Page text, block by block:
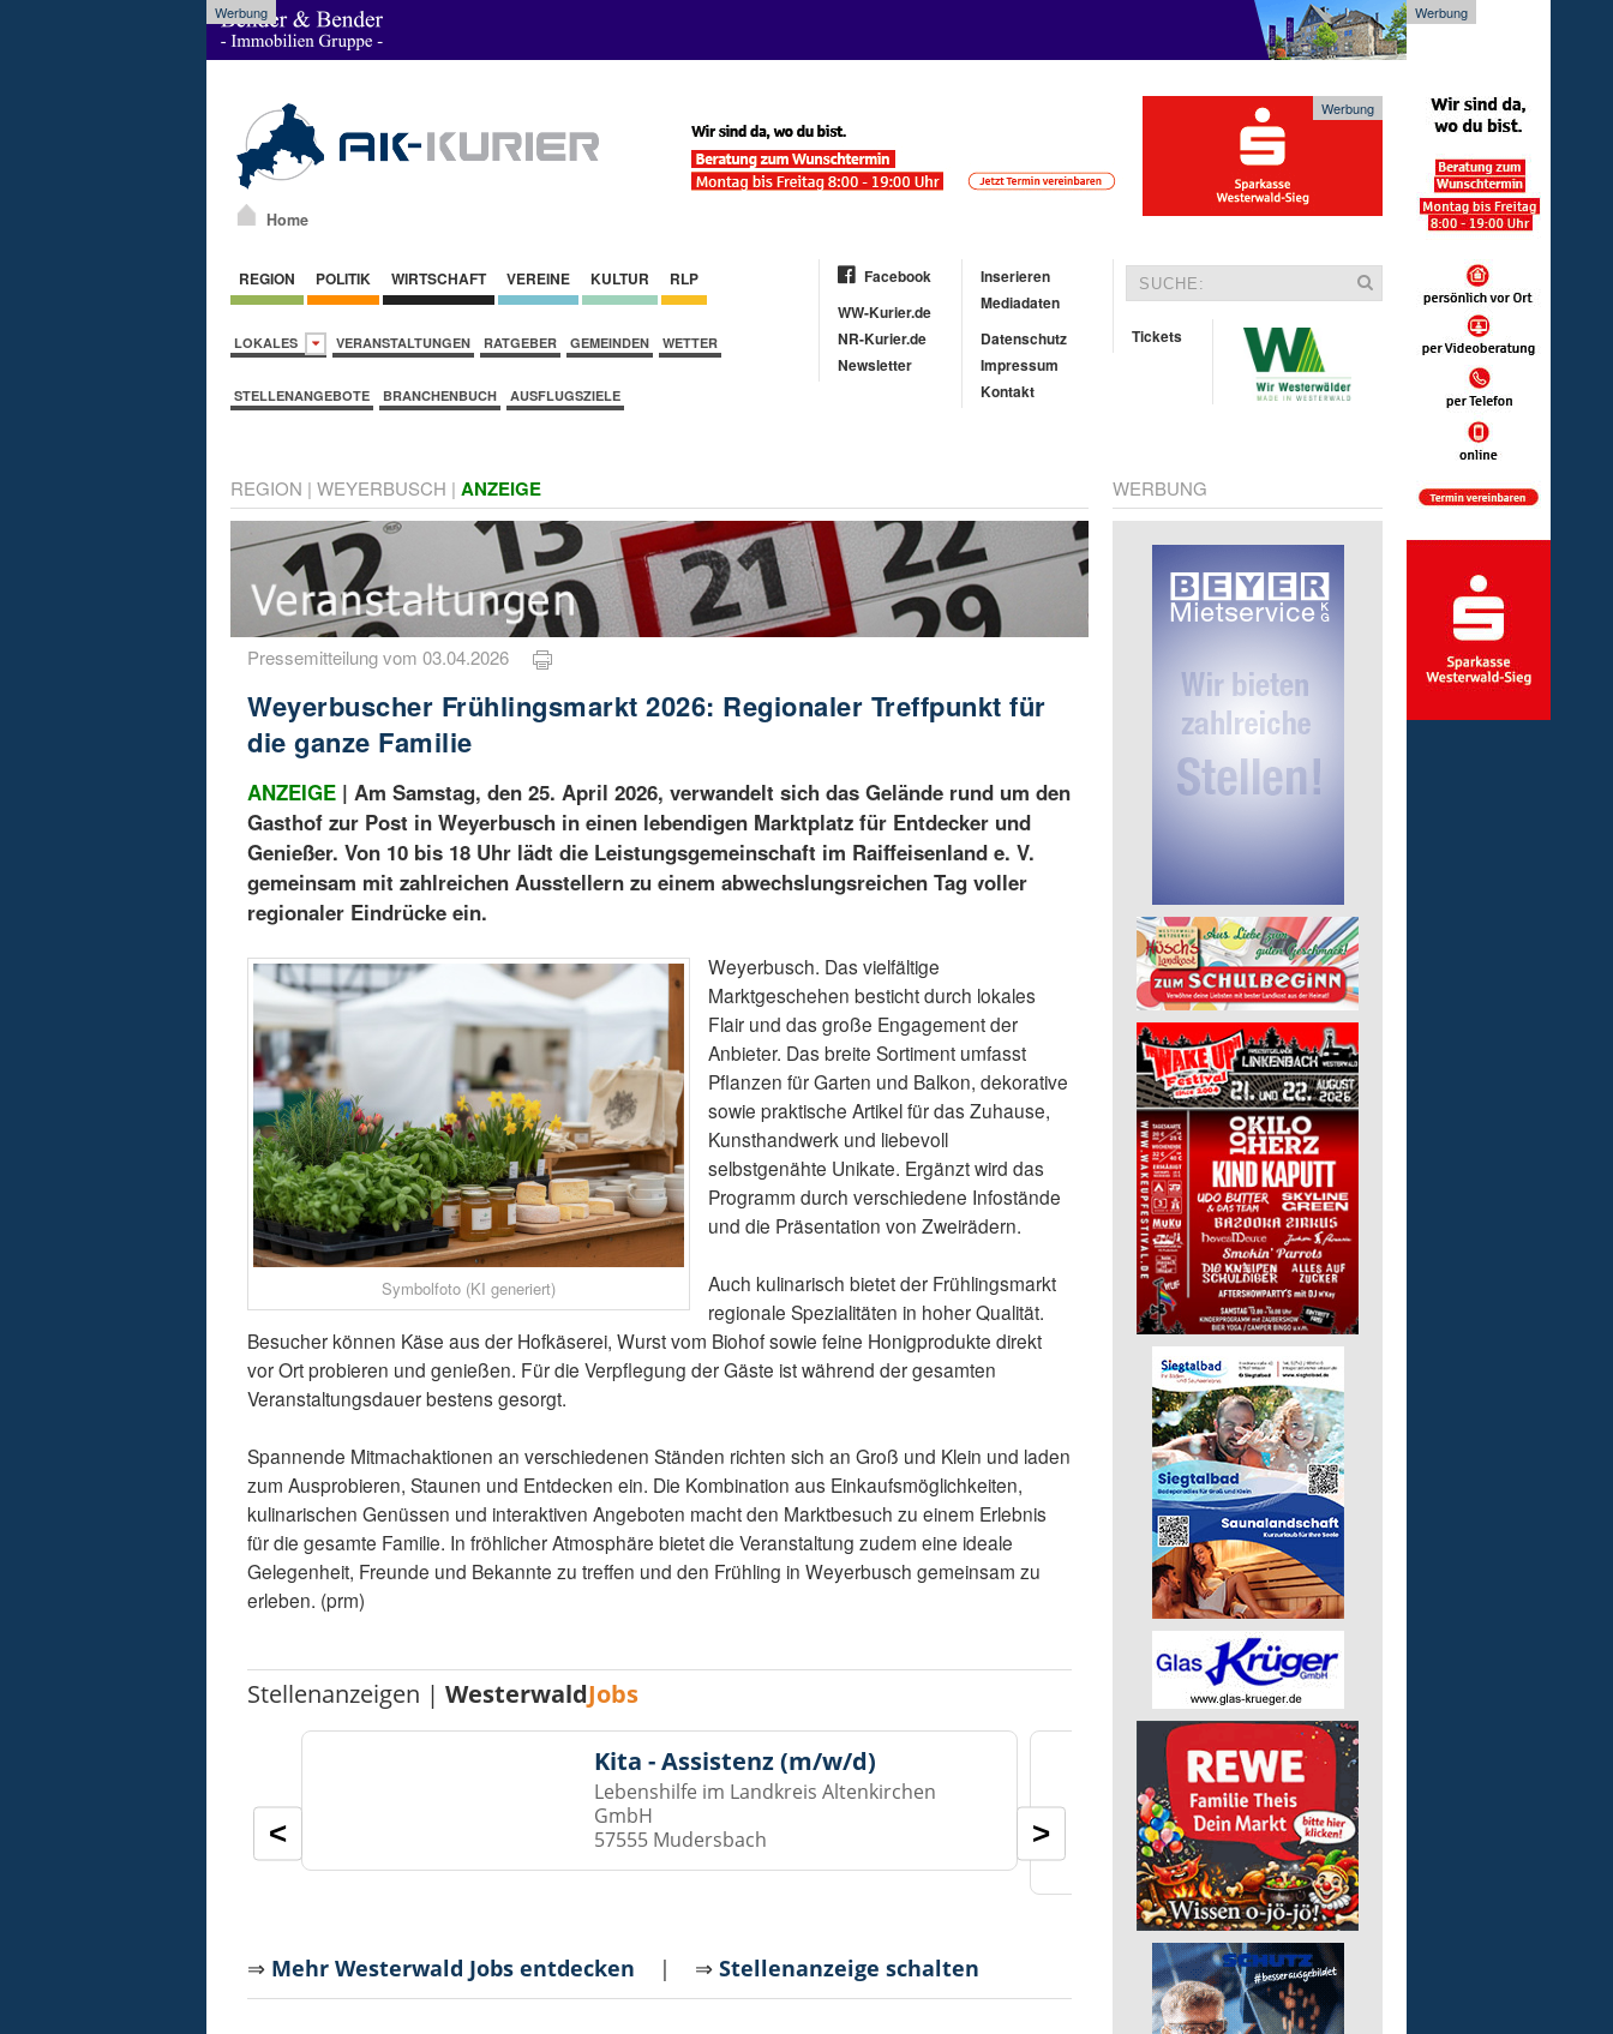
Werbung Werbung
Home
Werbung
REGION POLITIK WIRTSCHAFT VEREINE KULTUR RLP
LOKALES VERANSTALTUNGEN RATGEBER GEMEINDEN WETTER
STELLENANGEBOTE BRANCHENBUCH AUSFLUGSZIELE
Facebook
WW-Kurier.de
NR-Kurier.de
Newsletter
Inserieren
Mediadaten
Datenschutz
Impressum
Kontakt
Tickets
REGION | WEYERBUSCH | ANZEIGE
Pressemitteilung vom 03.04.2026
Weyerbuscher Frühlingsmarkt 2026: Regionaler Treffpunkt für
die ganze Familie
ANZEIGE | Am Samstag, den 25. April 2026, verwandelt sich das Gelände rund um den
Gasthof zur Post in Weyerbusch in einen lebendigen Marktplatz für Entdecker und
Genießer. Von 10 bis 18 Uhr lädt die Leistungsgemeinschaft im Raiffeisenland e. V.
gemeinsam mit zahlreichen Ausstellern zu einem abwechslungsreichen Tag voller
regionaler Eindrücke ein.
Symbolfoto (KI generiert)
Weyerbusch. Das vielfältige
Marktgeschehen besticht durch lokales
Flair und das große Engagement der
Anbieter. Das breite Sortiment umfasst
Pflanzen für Garten und Balkon, dekorative
sowie praktische Artikel für das Zuhause,
Kunsthandwerk und liebevoll
selbstgenähte Unikate. Ergänzt wird das
Programm durch verschiedene Infostände
und die Präsentation von Zweirädern.
Auch kulinarisch bietet der Frühlingsmarkt
regionale Spezialitäten in hoher Qualität.
Besucher können Käse aus der Hofkäserei, Wurst vom Biohof sowie feine Honigprodukte direkt
vor Ort probieren und genießen. Für die Verpflegung der Gäste ist während der gesamten
Veranstaltungsdauer bestens gesorgt.
Spannende Mitmachaktionen an verschiedenen Ständen richten sich an Groß und Klein und laden
zum Ausprobieren, Staunen und Entdecken ein. Die Kombination aus Einkaufsmöglichkeiten,
kulinarischen Genüssen und interaktiven Angeboten macht den Marktbesuch zu einem Erlebnis
für die gesamte Familie. In fröhlicher Atmosphäre bietet die Veranstaltung zudem eine ideale
Gelegenheit, Freunde und Bekannte zu treffen und den Frühling in Weyerbusch gemeinsam zu
erleben. (prm)
Stellenanzeigen |WesterwaldJobs
Kita - Assistenz (m/w/d)
Lebenshilfe im Landkreis Altenkirchen
GmbH
57555 Mudersbach
Mitarbeiter/-in (m/w/d)
Essensausgabe an
Lebenshilfe im Landkreis
GmbH
57537 Mittelhof
< >
⇒ Mehr Westerwald Jobs entdecken | ⇒Stellenanzeige schalten
WERBUNG